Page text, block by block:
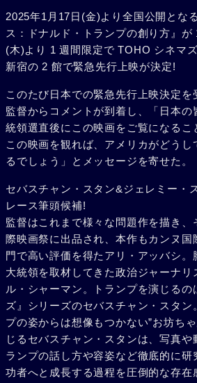
2025年1月17日(金)より全国公開とな
ス：ドナルド・トランプの創り方』が
(木)より 1 週間限定で TOHO シネマ
新宿の 2 館で緊急先行上映が決定!
このたび日本での緊急先行上映決定を
監督からコメントが到着し、「日本の
統領選直後にこの映画をご覧になるこ
この映画を観れば、アメリカがどう
るでしょう」とメッセージを寄せた。
セバスチャン・スタン&ジェレミー・
レース筆頭候補!
監督はこれまで様々な問題作を描き、
際映画祭に出品され、本作もカンヌ国
門で高い評価を得たアリ・アッバシ。
大統領を取材してきた政治ジャーナリ
ル・シャーマン。トランプを演じるの
ズ』シリーズのセバスチャン・スタン
プの姿からは想像もつかない”お坊ち
じるセバスチャン・スタンは、写真や
ランプの話し方や容姿など徹底的に研
功者へと成長する過程を圧倒的な存在